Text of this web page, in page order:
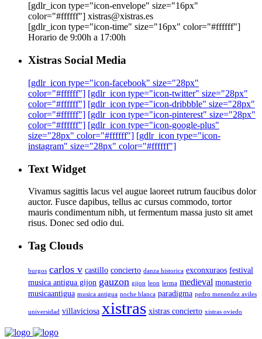
[gdlr_icon type="icon-envelope" size="16px"
color="#ffffff"] xistras@xistras.es
[gdlr_icon type="icon-time" size="16px" color="#ffffff"]
Horario de 9:00h a 17:00h
Xistras Social Media
[gdlr_icon type="icon-facebook" size="28px"
color="#ffffff"] [gdlr_icon type="icon-twitter" size="28px"
color="#ffffff"] [gdlr_icon type="icon-dribbble" size="28px"
color="#ffffff"] [gdlr_icon type="icon-pinterest" size="28px"
color="#ffffff"] [gdlr_icon type="icon-google-plus"
size="28px" color="#ffffff"] [gdlr_icon type="icon-
instagram" size="28px" color="#ffffff"]
Text Widget
Vivamus sagittis lacus vel augue laoreet rutrum faucibus dolor
auctor. Fusce dapibus, tellus ac cursus commodo, tortor
mauris condimentum nibh, ut fermentum massa justo sit amet
risus. Donec sed odio dui.
Tag Clouds
burgos carlos v castillo concierto danza historica exconxuraos festival
musica antigua gijon gauzon gijon leon lerma medieval monasterio
musicaantigua musica antigua noche blanca paradigma pedro menendez aviles
universidad villaviciosa xistras xistras concierto xistras oviedo